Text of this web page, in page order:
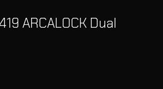
ARCALOCK Dual